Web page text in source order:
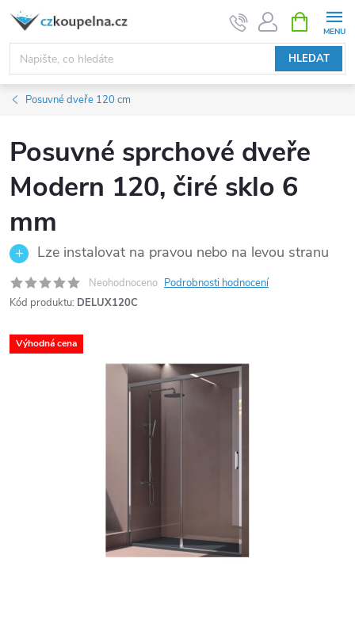
Přejít
obsah
HLEDAT
NÁKUPNÍ
KOŠÍK
Posuvné dveře 120 cm
Posuvné sprchové dveře
Modern 120, čiré sklo 6
mm
Lze instalovat na pravou nebo na levou stranu
Neohodnoceno Podrobnosti hodnocení
Kód produktu: DELUX120C
Výhodná cena